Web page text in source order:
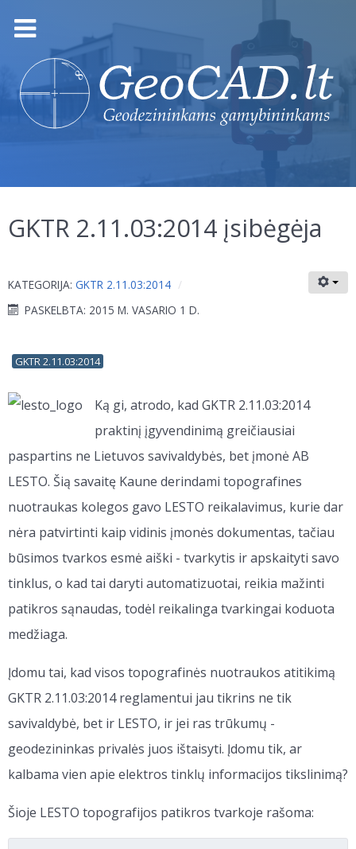
GKTR 2.11.03:2014 įsibėgėja
KATEGORIJA: GKTR 2.11.03:2014
PASKELBTA: 2015 M. VASARIO 1 D.
GKTR 2.11.03:2014
Ką gi, atrodo, kad GKTR 2.11.03:2014
praktinį įgyvendinimą greičiausiai
paspartins ne Lietuvos savivaldybės, bet įmonė AB
LESTO. Šią savaitę Kaune derindami topografines
nuotraukas kolegos gavo LESTO reikalavimus, kurie dar
nėra patvirtinti kaip vidinis įmonės dokumentas, tačiau
būsimos tvarkos esmė aiški - tvarkytis ir apskaityti savo
tinklus, o kad tai daryti automatizuotai, reikia mažinti
patikros sąnaudas, todėl reikalinga tvarkingai koduota
medžiaga.
Įdomu tai, kad visos topografinės nuotraukos atitikimą
GKTR 2.11.03:2014 reglamentui jau tikrins ne tik
savivaldybė, bet ir LESTO, ir jei ras trūkumų -
geodezininkas privalės juos ištaisyti. Įdomu tik, ar
kalbama vien apie elektros tinklų informacijos tikslinimą?
Šioje LESTO topografijos patikros tvarkoje rašoma: